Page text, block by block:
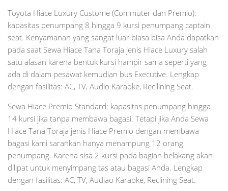
Toyota Hiace Luxury Custome (Commuter dan Premio):
kapasitas penumpang 8 hingga 9 kursi penumpang captain
seat. Kenyamanan yang sangat luar biasa bisa Anda dapatkan
pada saat Sewa Hiace Tana Toraja jenis Hiace Luxury salah
satu alasan karena bentuk kursi hampir sama seperti yang
ada di dalam pesawat kemudian bus Executive. Lengkap
dengan fasilitas: AC, TV, Audio Karaoke, Recilining Seat.
Sewa Hiace Premio Standard: kapasitas penumpang hingga
14 kursi jika tanpa membawa bagasi. Tetapi jika Anda Sewa
Hiace Tana Toraja jenis Hiace Premio dengan membawa
bagasi kami sarankan hanya menampung 12 orang
penumpang. Karena sisa 2 kursi pada bagian belakang akan
dilipat untuk menyimpang tas atau bagasi Anda. Lengkap
dengan fasilitas: AC, TV, Audiao Karaoke, Reclining Seat.